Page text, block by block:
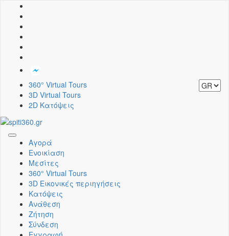
360° Virtual Tours
3D Virtual Tours
2D Κατόψεις
Toggle
navigation
Αγορά
Ενοικίαση
Μεσίτες
360° Virtual Tours
3D Εικονικές περιηγήσεις
Κατόψεις
Ανάθεση
Ζήτηση
Σύνδεση